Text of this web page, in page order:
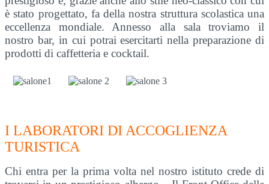
è stato progettato, fa della nostra struttura scolastica una
eccellenza mondiale. Annesso alla sala troviamo il
nostro bar, in cui potrai esercitarti nella preparazione di
prodotti di caffetteria e cocktail.
I LABORATORI DI ACCOGLIENZA
TURISTICA
Chi entra per la prima volta nel nostro istituto crede di